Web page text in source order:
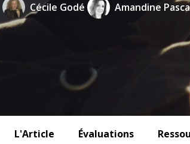
Cécile Godé Amandine
L'Article Évaluations